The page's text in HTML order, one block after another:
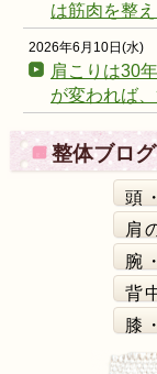
は筋肉を整
2026年6月10日(水)
肩こりは30
が変われば
整体ブロ
頭
肩
腕
背
膝